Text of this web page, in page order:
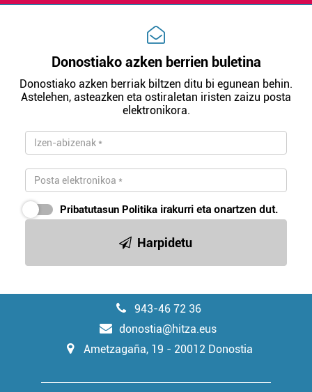
Donostiako azken berrien buletina
Donostiako azken berriak biltzen ditu bi egunean behin.
Astelehen, asteazken eta ostiraletan iristen zaizu posta
elektronikora.
Pribatutasun Politika irakurri eta onartzen dut.
Harpidetu
943-46 72 36
donostia@hitza.eus
Ametzagaña, 19 - 20012 Donostia